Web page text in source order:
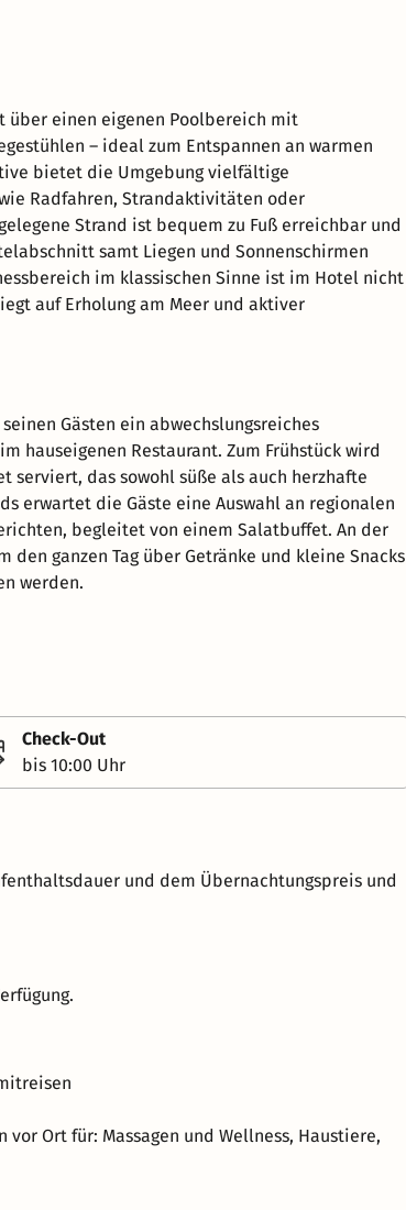
über einen eigenen Poolbereich mit
– ideal zum Entspannen an warmen
bietet die Umgebung vielfältige
Radfahren, Strandaktivitäten oder
Strand ist bequem zu Fuß erreichbar und
samt Liegen und Sonnenschirmen
im klassischen Sinne ist im Hotel nicht
auf Erholung am Meer und aktiver
Gästen ein abwechslungsreiches
hauseigenen Restaurant. Zum Frühstück wird
serviert, das sowohl süße als auch herzhafte
erwartet die Gäste eine Auswahl an regionalen
begleitet von einem Salatbuffet. An der
den ganzen Tag über Getränke und kleine Snacks
werden.
Check-Out
bis 10:00 Uhr
und dem Übernachtungspreis und
Ort für: Massagen und Wellness, Haustiere,